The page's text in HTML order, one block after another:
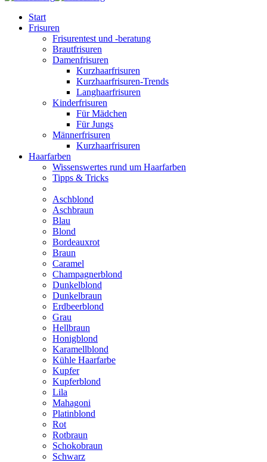
Start
Frisuren
Frisurentest und -beratung
Brautfrisuren
Damenfrisuren
Kurzhaarfrisuren
Kurzhaarfrisuren-Trends
Langhaarfrisuren
Kinderfrisuren
Für Mädchen
Für Jungs
Männerfrisuren
Kurzhaarfrisuren
Haarfarben
Wissenswertes rund um Haarfarben
Tipps & Tricks
Aschblond
Aschbraun
Blau
Blond
Bordeauxrot
Braun
Caramel
Champagnerblond
Dunkelblond
Dunkelbraun
Erdbeerblond
Grau
Hellbraun
Honigblond
Karamellblond
Kühle Haarfarbe
Kupfer
Kupferblond
Lila
Mahagoni
Platinblond
Rot
Rotbraun
Schokobraun
Schwarz